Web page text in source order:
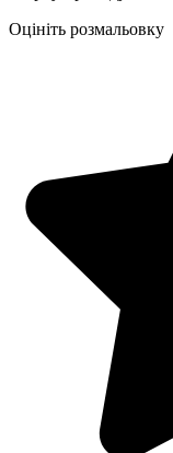
Оцініть розмальовку